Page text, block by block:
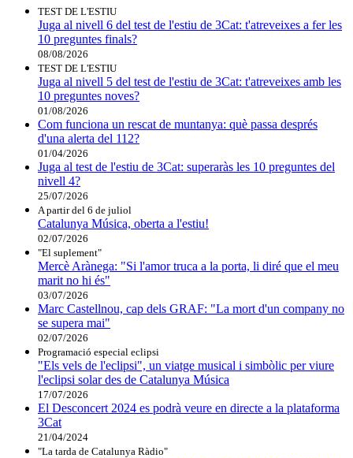
TEST DE L'ESTIU
Juga al nivell 6 del test de l'estiu de 3Cat: t'atreveixes a fer les
10 preguntes finals?
08/08/2026
TEST DE L'ESTIU
Juga al nivell 5 del test de l'estiu de 3Cat: t'atreveixes amb les
10 preguntes noves?
01/08/2026
Com funciona un rescat de muntanya: què passa després
d'una alerta del 112?
01/04/2026
Juga al test de l'estiu de 3Cat: superaràs les 10 preguntes del
nivell 4?
25/07/2026
A partir del 6 de juliol
Catalunya Música, oberta a l'estiu!
02/07/2026
"El suplement"
Mercè Arànega: "Si l'amor truca a la porta, li diré que el meu
marit no hi és"
03/07/2026
Marc Castellnou, cap dels GRAF: "La mort d'un company no
se supera mai"
02/07/2026
Programació especial eclipsi
"Els vels de l'eclipsi", un viatge musical i simbòlic per viure
l'eclipsi solar des de Catalunya Música
17/07/2026
El Desconcert 2024 es podrà veure en directe a la plataforma
3Cat
21/04/2024
"La tarda de Catalunya Ràdio"